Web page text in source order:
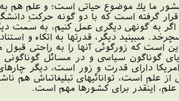
ما يك موضوع حياتى است؛ و علم هم
گرفته است كه با دو گونه حركتِ
به گونه‏ى ديگرى عمل كنيم، به سمت
مى‏بينيد ديگر، قدرتها به اتكاء و
است كه زورگوئى آنها را به راحتى
گوناگون سياسى و در مسائل گوناگونى
داراى قدرت و زور است، ديگر
علم است، توانائيهاى تبليغاتى‏اش
اين‏قدر براى كشورها مهم است.